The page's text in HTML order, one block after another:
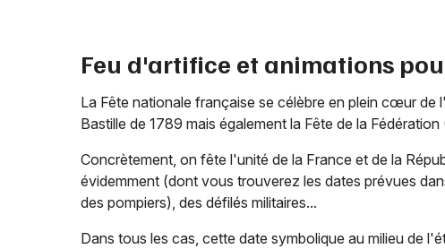
Feu d'artifice et animations
La Fête nationale française se célèbre en plein cœur de
Bastille de 1789 mais également la Fête de la Fédération
Concrètement, on fête l'unité de la France et de la
évidemment (dont vous trouverez les dates prévues
des pompiers), des défilés militaires...
Dans tous les cas, cette date symbolique au milieu de